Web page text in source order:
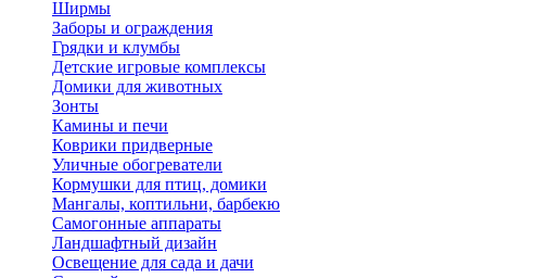
Ширмы
Заборы и ограждения
Грядки и клумбы
Детские игровые комплексы
Домики для животных
Зонты
Камины и печи
Коврики придверные
Уличные обогреватели
Кормушки для птиц, домики
Мангалы, коптильни, барбекю
Самогонные аппараты
Ландшафтный дизайн
Освещение для сада и дачи